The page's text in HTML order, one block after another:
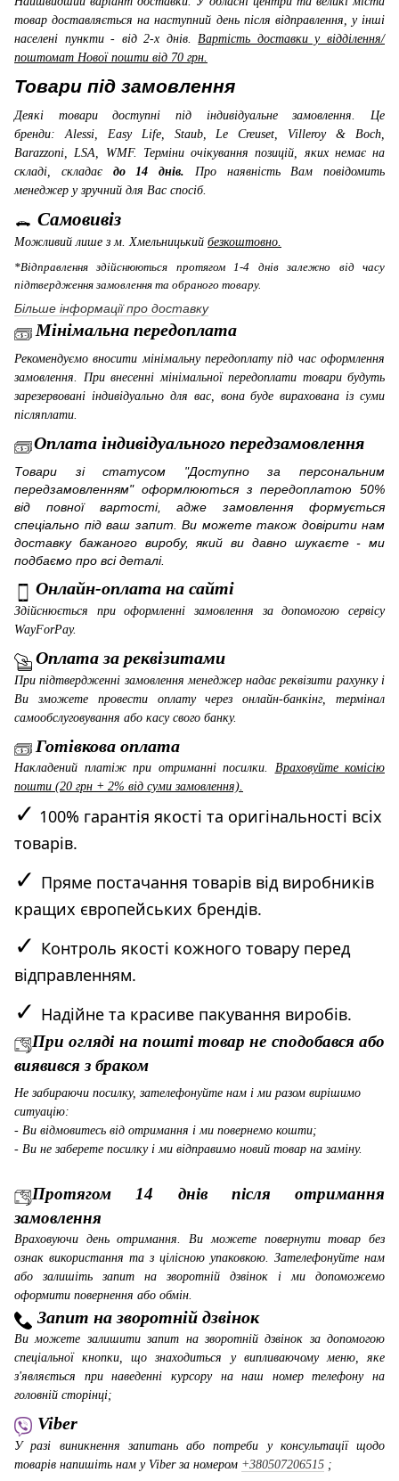
товар доставляється на наступний день після відправлення, у інші
населені пункти - від 2-х днів. Вартість доставки у відділення/
поштомат Нової пошти від 70 грн.
Товари під замовлення
Деякі товари доступні під індивідуальне замовлення. Це
бренди: Alessi, Easy Life, Staub, Le Creuset, Villeroy & Boch,
Barazzoni, LSA, WMF. Терміни очікування позицій, яких немає на
складі, складає до 14 днів. Про наявність Вам повідомить
менеджер у зручний для Вас спосіб.
Самовивіз
Можливий лише з м. Хмельницький безкоштовно.
*Відправлення здійснюються протягом 1-4 днів залежно від часу
підтвердження замовлення та обраного товару.
Більше інформації про доставку
Мінімальна передоплата
Рекомендуємо вносити мінімальну передоплату під час оформлення
замовлення. При внесенні мінімальної передоплати товари будуть
зарезервовані індивідуально для вас, вона буде вирахована із суми
післяплати.
Оплата індивідуального передзамовлення
Товари зі статусом "Доступно за персональним
передзамовленням" оформлюються з передоплатою 50%
від повної вартості, адже замовлення формується
спеціально під ваш запит. Ви можете також довірити нам
доставку бажаного виробу, який ви давно шукаєте - ми
подбаємо про всі деталі.
Онлайн-оплата на сайті
Здійснюється при оформленні замовлення за допомогою сервісу
WayForPay.
Оплата за реквізитами
При підтвердженні замовлення менеджер надає реквізити рахунку і
Ви зможете провести оплату через онлайн-банкінг, термінал
самообслуговування або касу свого банку.
Готівкова оплата
Накладений платіж при отриманні посилки. Враховуйте комісію
пошти (20 грн + 2% від суми замовлення).
✓ 100% гарантія якості та оригінальності всіх
товарів.
✓ Пряме постачання товарів від виробників
кращих європейських брендів.
✓ Контроль якості кожного товару перед
відправленням.
✓ Надійне та красиве пакування виробів.
При огляді на пошті товар не сподобався або
виявився з браком
Не забираючи посилку, зателефонуйте нам і ми разом вирішимо
ситуацію:
- Ви відмовитесь від отримання і ми повернемо кошти;
- Ви не заберете посилку і ми відправимо новий товар на заміну.
Протягом 14 днів після отримання
замовлення
Враховуючи день отримання. Ви можете повернути товар без
ознак використання та з цілісною упаковкою. Зателефонуйте нам
або залишіть запит на зворотній дзвінок і ми допоможемо
оформити повернення або обмін.
Запит на зворотній дзвінок
Ви можете залишити запит на зворотній дзвінок за допомогою
спеціальної кнопки, що знаходиться у випливаючому меню, яке
з'являється при наведенні курсору на наш номер телефону на
головній сторінці;
Viber
У разі виникнення запитань або потреби у консультації щодо
товарів напишіть нам у Viber за номером +380507206515 ;